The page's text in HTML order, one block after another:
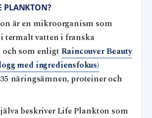
PLANKTON?
är en mikroorganism som
termalt vatten i franska
och som enligtRaincouver Beauty
med ingrediensfokus)
näringsämnen, proteiner och
beskriver Life Plankton som